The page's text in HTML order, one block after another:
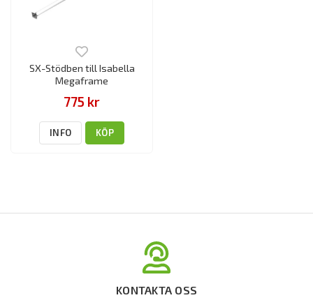
SX-Stödben till Isabella
Megaframe
775 kr
INFO KÖP
KONTAKTA OSS